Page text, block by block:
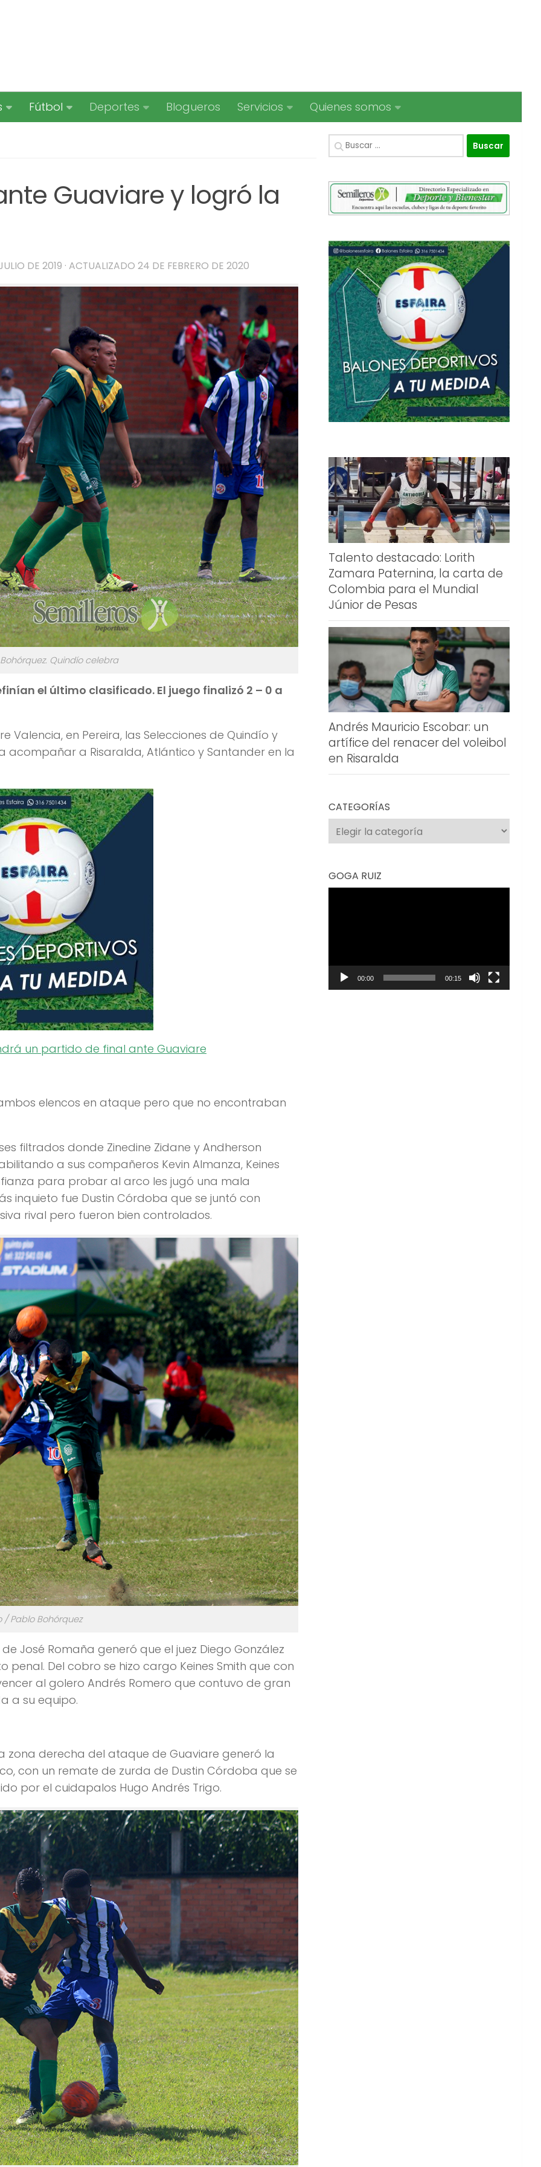
Fútbol Deportes Blogueros Servicios Quienes somos
Guaviare y logró la
DE 2019 · ACTUALIZADO 24 DE FEBRERO DE 2020
Quindío celebra
el último clasificado. El juego finalizó 2 – 0 a
Valencia, en Pereira, las Selecciones de Quindío y
a Risaralda, Atlántico y Santander en la
un partido de final ante Guaviare
elencos en ataque pero que no encontraban
filtrados donde Zinedine Zidane y Andherson
a sus compañeros Kevin Almanza, Keines
para probar al arco les jugó una mala
inquieto fue Dustin Córdoba que se juntó con
rival pero fueron bien controlados.
/ Pablo Bohórquez
José Romaña generó que el juez Diego González
Del cobro se hizo cargo Keines Smith que con
al golero Andrés Romero que contuvo de gran
a su equipo.
zona derecha del ataque de Guaviare generó la
con un remate de zurda de Dustin Córdoba que se
por el cuidapalos Hugo Andrés Trigo.
Buscar:
Talento destacado: Lorith
Zamara Paternina, la carta de
Colombia para el Mundial
Júnior de Pesas
Andrés Mauricio Escobar: un
artífice del renacer del voleibol
en Risaralda
CATEGORÍAS
Categorías
GOGA RUIZ
00:00 00:15